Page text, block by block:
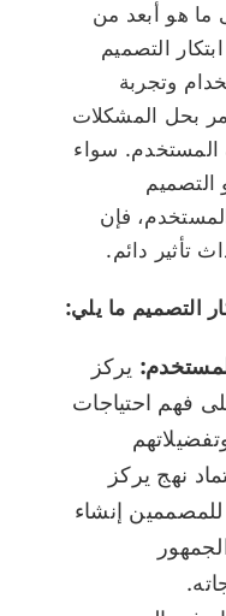
ما هو أبعد من
التصميم
وتجربة
بحل المشكلات
المستخدم. سواء
التصميم
فإن
تأثير دائم.
التصميم ما يلي:
يركز
فهم احتياجات
نهج يركز
إنشاء